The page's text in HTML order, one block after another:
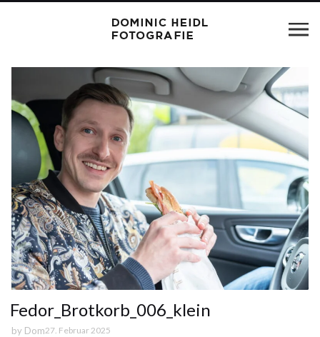
Fedor_Brotkorb_006_klein
by Dom27. Februar 2025